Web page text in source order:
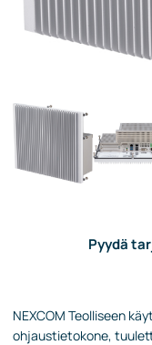
Pyydä
NEXCOM Teolliseen
ohjaustietokone,